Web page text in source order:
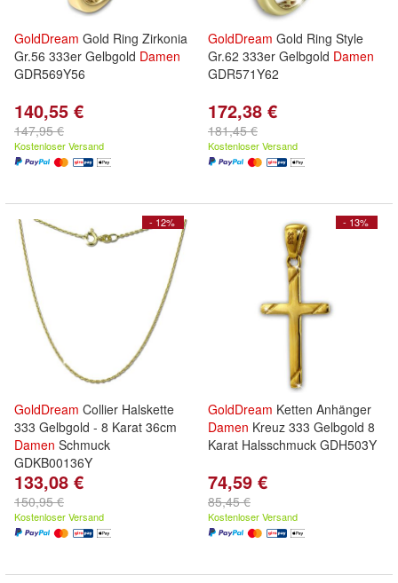
GoldDream Gold Ring Zirkonia
Gr.56 333er Gelbgold Damen
GDR569Y56
140,55 €
147,95 €
Kostenloser Versand
GoldDream Gold Ring Style
Gr.62 333er Gelbgold Damen
GDR571Y62
172,38 €
181,45 €
Kostenloser Versand
- 12%
GoldDream Collier Halskette
333 Gelbgold - 8 Karat 36cm
Damen Schmuck
GDKB00136Y
133,08 €
150,95 €
Kostenloser Versand
- 13%
GoldDream Ketten Anhänger
Damen Kreuz 333 Gelbgold 8
Karat Halsschmuck GDH503Y
74,59 €
85,45 €
Kostenloser Versand